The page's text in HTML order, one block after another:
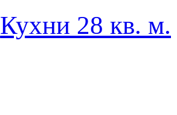
Кухни 28 кв. м.